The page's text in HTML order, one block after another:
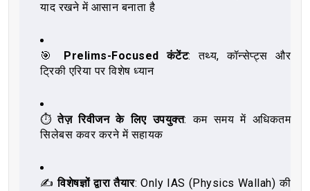
याद रखने में आसान बनाता है
🎯 Prelims-Focused कंटेंट: तथ्य, कॉन्सेप्ट्स और
ट्रिकी एरिया पर विशेष ध्यान
⏱️तेज़ रिवीजन के लिए उपयुक्त: कम समय में अधिकतम
सिलेबस कवर करने में सहायक
✍️विशेषज्ञों द्वारा तैयार: Only IAS (Physics Wallah) की